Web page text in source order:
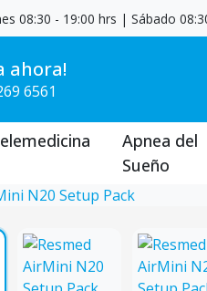
08:30 - 19:00 hrs | Sábado
ahora!
6561
Apnea del
Sueño